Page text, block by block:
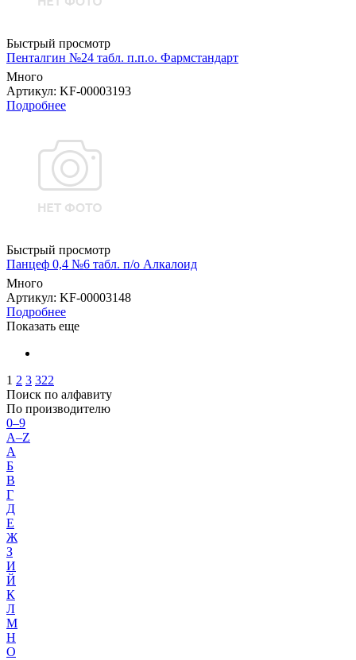
Быстрый просмотр
Пенталгин №24 табл. п.п.о. Фармстандарт
Много
Артикул: KF-00003193
Подробнее
Быстрый просмотр
Панцеф 0,4 №6 табл. п/о Алкалоид
Много
Артикул: KF-00003148
Подробнее
Показать еще
1 2 3 322
Поиск по алфавиту
По производителю
0–9
A–Z
А
Б
В
Г
Д
Е
Ж
З
И
Й
К
Л
М
Н
О